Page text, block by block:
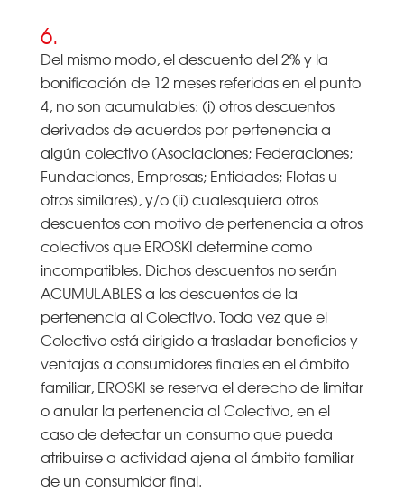
6.
Del mismo modo, el descuento del 2% y la
bonificación de 12 meses referidas en el punto
4, no son acumulables: (i) otros descuentos
derivados de acuerdos por pertenencia a
algún colectivo (Asociaciones; Federaciones;
Fundaciones, Empresas; Entidades; Flotas u
otros similares), y/o (ii) cualesquiera otros
descuentos con motivo de pertenencia a otros
colectivos que EROSKI determine como
incompatibles. Dichos descuentos no serán
ACUMULABLES a los descuentos de la
pertenencia al Colectivo. Toda vez que el
Colectivo está dirigido a trasladar beneficios y
ventajas a consumidores finales en el ámbito
familiar, EROSKI se reserva el derecho de limitar
o anular la pertenencia al Colectivo, en el
caso de detectar un consumo que pueda
atribuirse a actividad ajena al ámbito familiar
de un consumidor final.